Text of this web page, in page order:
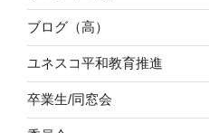
ブログ（高）
ユネスコ平和教育推進
卒業生/同窓会